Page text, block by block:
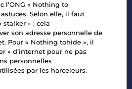
l’ONG « Nothing to
Selon elle, il faut
stalker » : cela
son adresse personnelle de
Pour « Nothing tohide », il
» d’internet pour ne pas
personnelles
par les harceleurs.